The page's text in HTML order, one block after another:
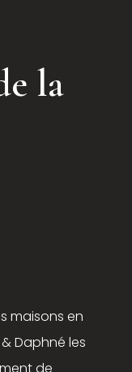
la
maisons en
Daphné les